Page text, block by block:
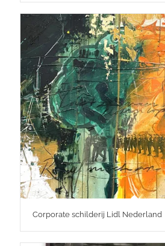
Corporate schilderij Lidl Nederland